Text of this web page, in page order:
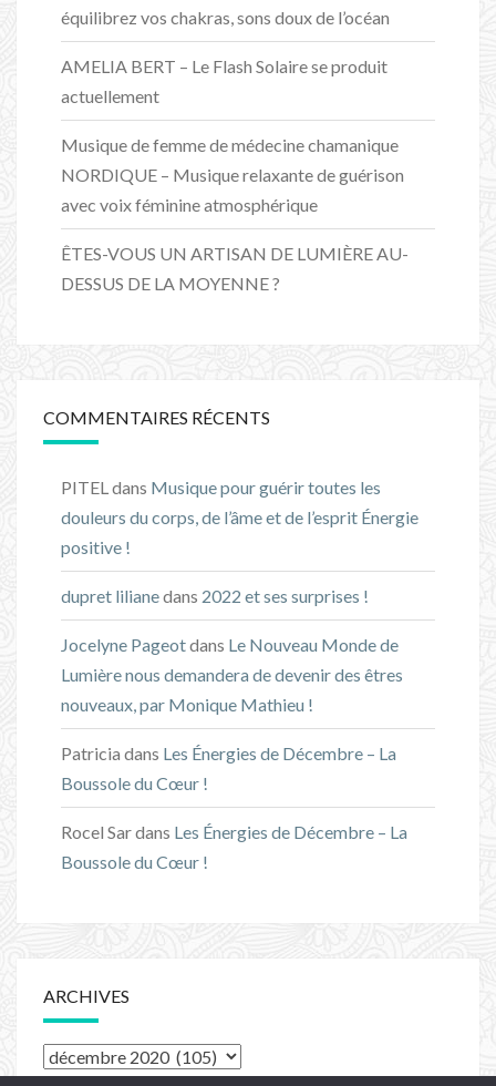
équilibrez vos chakras, sons doux de l’océan
AMELIA BERT – Le Flash Solaire se produit
actuellement
Musique de femme de médecine chamanique
NORDIQUE – Musique relaxante de guérison
avec voix féminine atmosphérique
ÊTES-VOUS UN ARTISAN DE LUMIÈRE AU-
DESSUS DE LA MOYENNE ?
COMMENTAIRES RÉCENTS
PITELdans Musique pour guérir toutes les
douleurs du corps, de l’âme et de l’esprit Énergie
positive !
dupret lilianedans 2022 et ses surprises !
Jocelyne Pageotdans Le Nouveau Monde de
Lumière nous demandera de devenir des êtres
nouveaux, par Monique Mathieu !
Patricia dans Les Énergies de Décembre – La
Boussole du Cœur !
Rocel Sardans Les Énergies de Décembre – La
Boussole du Cœur !
ARCHIVES
Archives